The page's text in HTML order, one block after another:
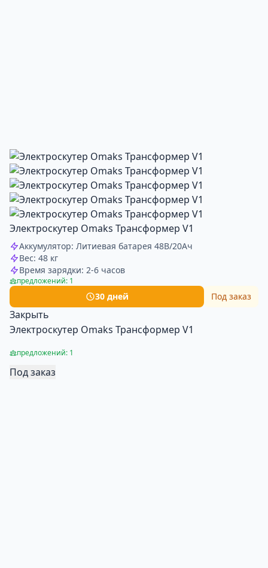
Электроскутер Omaks Трансформер V1
Аккумулятор: Литиевая батарея 48В/20Ач
Вес: 48 кг
Время зарядки: 2-6 часов
предложений: 1
30 дней Под заказ
Закрыть
Электроскутер Omaks Трансформер V1
предложений: 1
Под заказ